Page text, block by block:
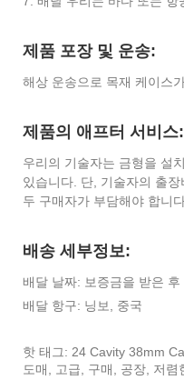
제품 포장 및 운송:
해상 운송으로 목재 케이스
제품의 애프터 서비스:
우리의 기술자는 금형을 설
있습니다. 단, 기술자의 출
두 구매자가 부담해야 합니
배송 세부정보:
배달 날짜: 보증금을 받은 후
배달 항구: 닝보, 중국
핫 태그: 24 Cavity 38mm
도매, 고급, 구매, 공장, 저렴